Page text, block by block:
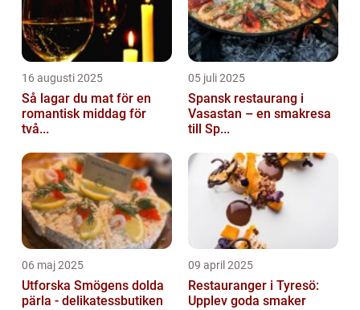
16 augusti 2025
Så lagar du mat för en
romantisk middag för
två...
05 juli 2025
Spansk restaurang i
Vasastan – en smakresa
till Sp...
06 maj 2025
Utforska Smögens dolda
pärla - delikatessbutiken
09 april 2025
Restauranger i Tyresö:
Upplev goda smaker